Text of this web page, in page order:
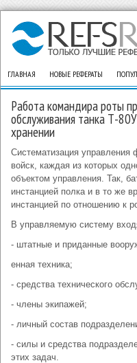
ГЛАВНАЯ НОВЫЕ РЕФЕРАТЫ
Работа командира роты
обслуживания танка Т-
хранении
Систематизация управления
войск, каждая из которых
объектом управления. Так,
инстанцией полка и в то же
инстанцией по отношению к
В управляемую систему
- штатные и приданные
енная техника;
- средства технического
- члены экипажей;
- личный состав
- силы и средства
этих задач.